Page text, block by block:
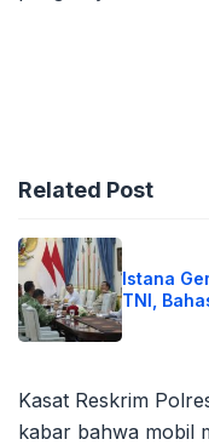
Related Post
Istana
TNI,
Kasat Reskrim
kabar bahwa mobil